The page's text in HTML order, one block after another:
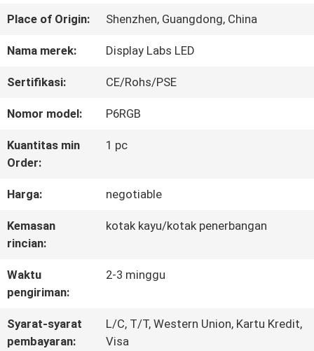
TAMPILAN
VR
KAMI
PABRIK
KUALITAS
HUBUNGI
Place of Origin: Shenzhen, Guangdong, China
Nama merek: Display Labs LED
Sertifikasi: CE/Rohs/PSE
Nomor model: P6RGB
Kuantitas min
Order:
1 pc
Harga: negotiable
Kemasan
rincian:
kotak kayu/kotak penerbangan
Waktu
pengiriman:
2-3 minggu
Syarat-syarat
pembayaran:
L/C, T/T, Western Union, Kartu Kredit,
Visa